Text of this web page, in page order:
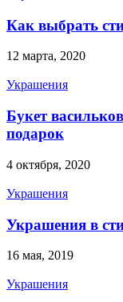
Как выбрать
12 марта, 2020
Украшения
Букет
подарок
4 октября, 2020
Украшения
Украшения в
16 мая, 2019
Украшения